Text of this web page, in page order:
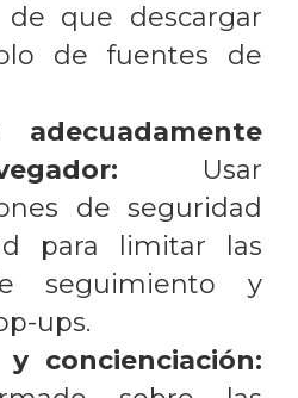
de que descargar
de fuentes de
adecuadamente
Usar
de seguridad
para limitar las
seguimiento y
ups.
y concienciación: